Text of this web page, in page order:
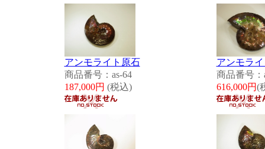
アンモライト原石
商品番号：as-64
187,000円 (税込)
アンモラ
商品番号：
616,000円(